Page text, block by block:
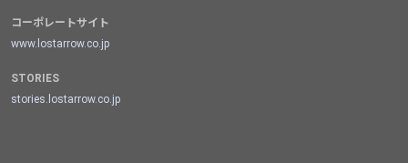
コーポレートサイト
www.lostarrow.co.jp
STORIES
stories.lostarrow.co.jp